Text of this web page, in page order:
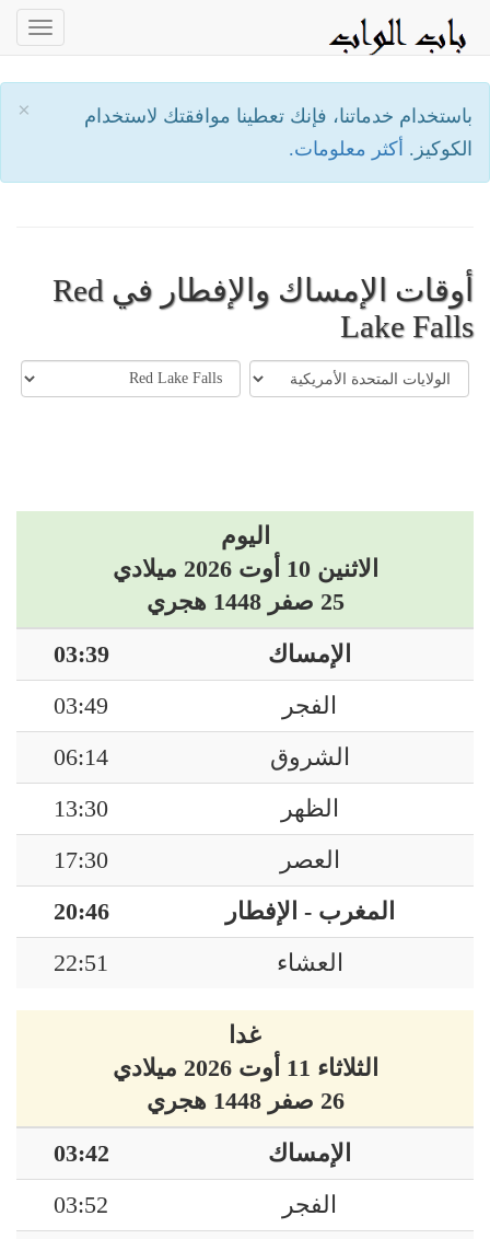
×
باستخدام خدماتنا، فإنك تعطينا موافقتك لاستخدام
الكوكيز. أكثر معلومات.
أوقات الإمساك والإفطار في Red
Lake Falls
اليوم
الاثنين 10 أوت 2026 ميلادي
25 صفر 1448 هجري
الإمساك
03:39
الفجر
03:49
الشروق
06:14
الظهر
13:30
العصر
17:30
المغرب - الإفطار
20:46
العشاء
22:51
غدا
الثلاثاء 11 أوت 2026 ميلادي
26 صفر 1448 هجري
الإمساك
03:42
الفجر
03:52